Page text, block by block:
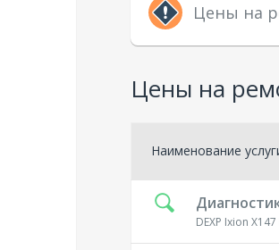
Цены на
Цены на
Наименование
DEXP Ixion